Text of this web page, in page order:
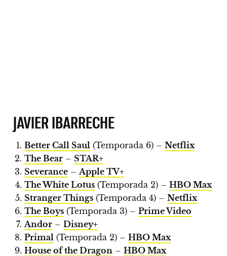
JAVIER IBARRECHE
Better Call Saul (Temporada 6) – Netflix
The Bear – STAR+
Severance – Apple TV+
The White Lotus (Temporada 2) – HBO Max
Stranger Things (Temporada 4) – Netflix
The Boys (Temporada 3) – Prime Video
Andor – Disney+
Primal (Temporada 2) – HBO Max
House of the Dragon – HBO Max